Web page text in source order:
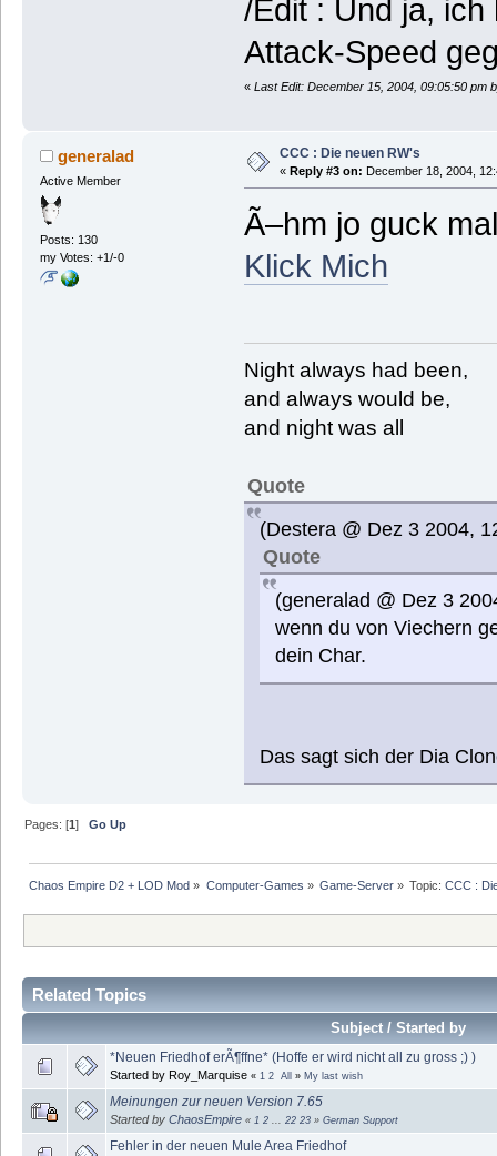
/Edit : Und ja,
Attack-Speed
« Last Edit: December 15, 2004, 09:05:50 pm
generalad
Active Member
Posts: 130
my Votes: +1/-0
CCC : Die neuen RW's
« Reply #3 on: December 18, 2004,
Ã–hm jo guck
Klick Mich
Night always had been,
and always would be,
and night was all
Quote
(Destera @ Dez 3 2004,
Quote
(generalad @ Dez 3
wenn du von Viechern
dein Char.
Das sagt sich der Dia
Pages: [1]Go Up
Chaos Empire D2 + LOD Mod » Computer-Games » Game-Server» Topic:CCC :
Related Topics
Subject / Started by
*Neuen Friedhof erÃ¶ffne* (Hoffe er wird nicht all zu gross ;) )
Started by Roy_Marquise « 1 2 All » My last wish
Meinungen zur neuen Version 7.65
Started by ChaosEmpire « 1 2 ... 22 23 » German Support
Fehler in der neuen Mule Area Friedhof